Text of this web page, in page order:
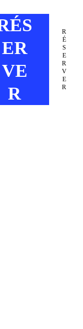
ER
VE
R
R
É
S
E
R
V
E
R